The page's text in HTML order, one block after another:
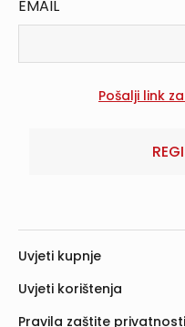
EMAIL
Uvjeti kupnje
Uvjeti korištenja
Pravila zaštite privatnosti